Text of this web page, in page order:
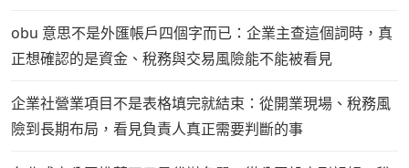
obu 意思不是外匯帳戶四個字而已：企業主查這個詞時，真
正想確認的是資金、稅務與交易風險能不能被看見
企業社營業項目不是表格填完就結束：從開業現場、稅務風
險到長期布局，看見負責人真正需要判斷的事